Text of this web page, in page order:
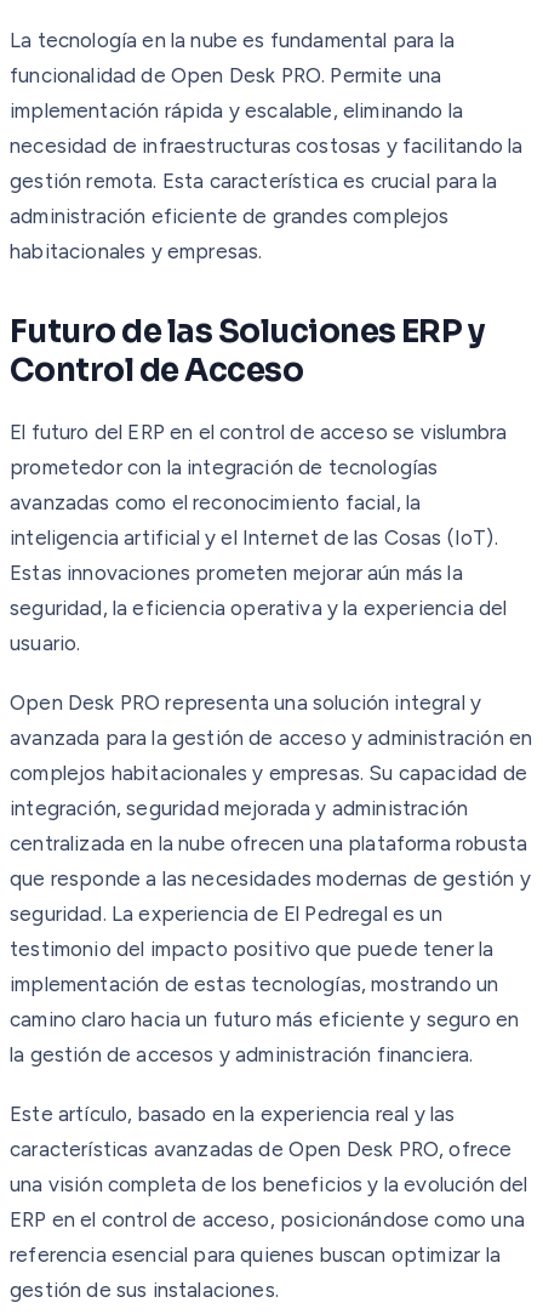
La tecnología en la nube es fundamental para la
funcionalidad de Open Desk PRO. Permite una
implementación rápida y escalable, eliminando la
necesidad de infraestructuras costosas y facilitando la
gestión remota. Esta característica es crucial para la
administración eficiente de grandes complejos
habitacionales y empresas.
Futuro de las Soluciones ERP y
Control de Acceso
El futuro del ERP en el control de acceso se vislumbra
prometedor con la integración de tecnologías
avanzadas como el reconocimiento facial, la
inteligencia artificial y el Internet de las Cosas (IoT).
Estas innovaciones prometen mejorar aún más la
seguridad, la eficiencia operativa y la experiencia del
usuario.
Open Desk PRO representa una solución integral y
avanzada para la gestión de acceso y administración en
complejos habitacionales y empresas. Su capacidad de
integración, seguridad mejorada y administración
centralizada en la nube ofrecen una plataforma robusta
que responde a las necesidades modernas de gestión y
seguridad. La experiencia de El Pedregal es un
testimonio del impacto positivo que puede tener la
implementación de estas tecnologías, mostrando un
camino claro hacia un futuro más eficiente y seguro en
la gestión de accesos y administración financiera.
Este artículo, basado en la experiencia real y las
características avanzadas de Open Desk PRO, ofrece
una visión completa de los beneficios y la evolución del
ERP en el control de acceso, posicionándose como una
referencia esencial para quienes buscan optimizar la
gestión de sus instalaciones.